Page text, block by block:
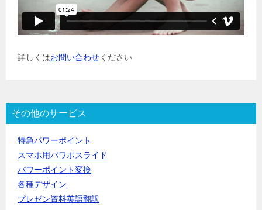
詳しくはお問い合わせください
その他のサービス
特急パワーポイント
スマホ用パワポスライド
パワーポイント変換
各種デザイン
プレゼン資料英語翻訳